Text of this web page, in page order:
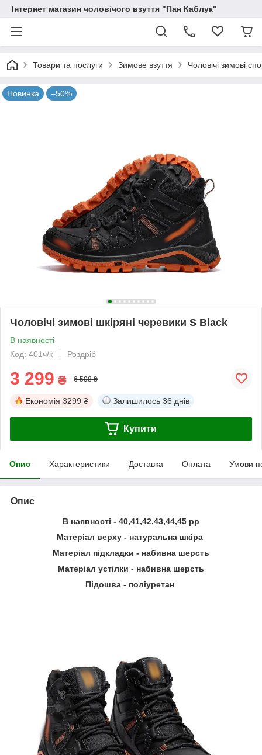
Інтернет магазин чоловічого взуття "Пан Каблук"
Товари та послуги Зимове взуття Чоловічі зимові
Новинка –50%
Чоловічі зимові шкіряні черевики S Black
В наявності
Код: 401ч/к
Роздріб
3 299 ₴ 6 598 ₴
Економія 3299 ₴ Залишилось 36 днів
Купити
Опис Характеристики Доставка Оплата Умови
Опис
В наявності - 40,41,42,43,44,45 рр
Матеріал верху - натуральна шкіра
Матеріал підкладки - набивна шерсть
Матеріал устілки - набивна шерсть
Підошва - поліуретан